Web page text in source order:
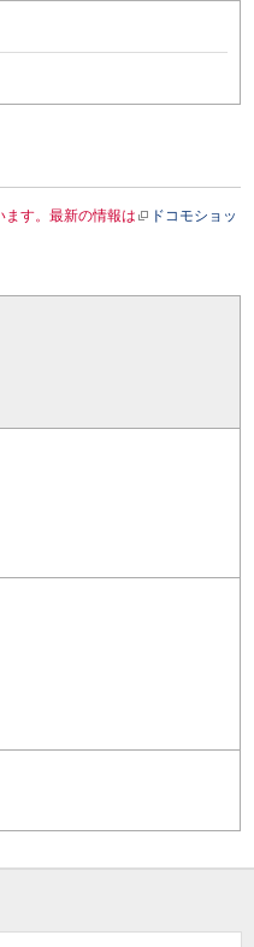
す。最新の情報は
ドコモショッ